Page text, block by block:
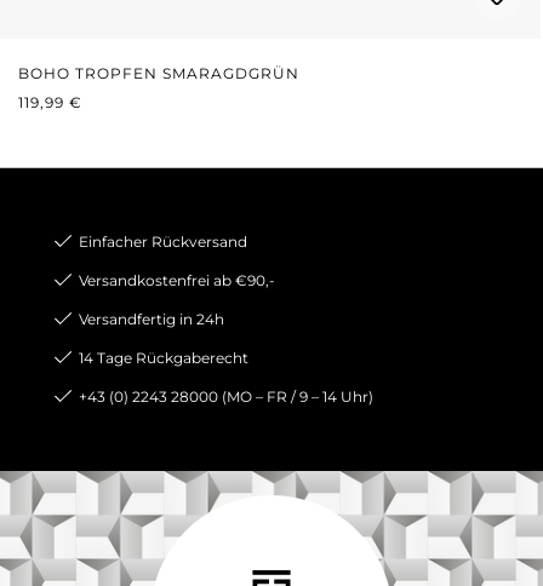
BOHO TROPFEN SMARAGDGRÜN
REGULÄRER PREIS:
119,99 €
Einfacher Rückversand
Versandkostenfrei ab €90,-
Versandfertig in 24h
14 Tage Rückgaberecht
+43 (0) 2243 28000 (MO – FR / 9 – 14 Uhr)